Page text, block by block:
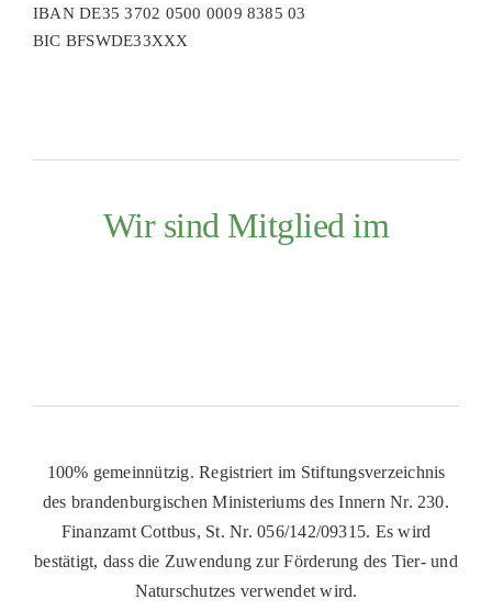
IBAN DE35 3702 0500 0009 8385 03
BIC BFSWDE33XXX
Wir sind Mitglied im
100% gemeinnützig. Registriert im Stiftungsverzeichnis
des brandenburgischen Ministeriums des Innern Nr. 230.
Finanzamt Cottbus, St. Nr. 056/142/09315. Es wird
bestätigt, dass die Zuwendung zur Förderung des Tier- und
Naturschutzes verwendet wird.